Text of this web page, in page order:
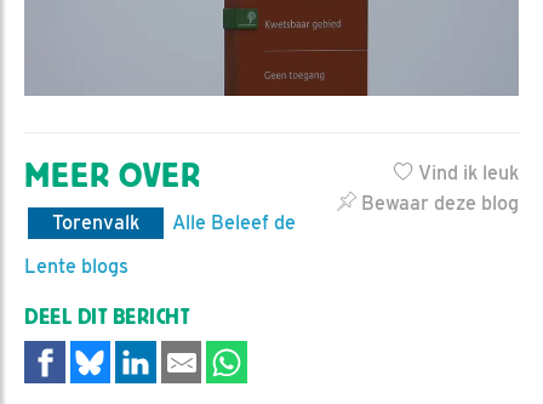
Vind ik leuk
Bewaar deze blog
MEER OVER
Torenvalk
Alle Beleef de
Lente blogs
DEEL DIT BERICHT